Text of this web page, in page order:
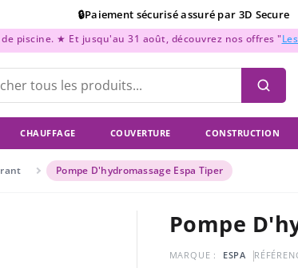
📞Support Téléphonique : Du lundi au vendredi de
💳Paiement en 2x, 3x, et 4x sans frais !
piscine. ★ Et jusqu'au 31 août, découvrez nos offres "
CHAUFFAGE COUVERTURE CONSTRUCTION
Pompe D'hydromassage Espa Tiper
Pompe
MARQUE : ESPA